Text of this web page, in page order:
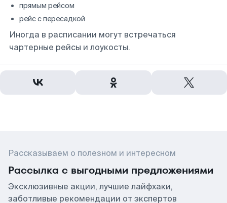
прямым рейсом
рейс с пересадкой
Иногда в расписании могут встречаться
чартерные рейсы и лоукосты.
Рассказываем о полезном и интересном
Рассылка с выгодными предложениями
Эксклюзивные акции, лучшие лайфхаки,
заботливые рекомендации от экспертов